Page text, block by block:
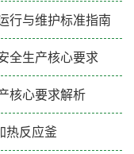
行与维护标准指南
全生产核心要求
核心要求解析
热反应釜